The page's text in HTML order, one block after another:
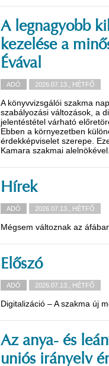
A legnagyobb
kezelése a
Évával
ADÓ 2026.07.13., HÉTFŐ
A könyvvizsgálói szakma
szabályozási változások, a
jelentéstétel várható
Ebben a környezetben
érdekképviselet szerepe.
Kamara szakmai alelnökével.
Hírek
ADÓ 2026.07.13., HÉTFŐ
Mégsem változnak az
Előszó
ADÓ 2026.07.13., HÉTFŐ
Digitalizáció – A szakma új
Az anya- és
uniós irányelv